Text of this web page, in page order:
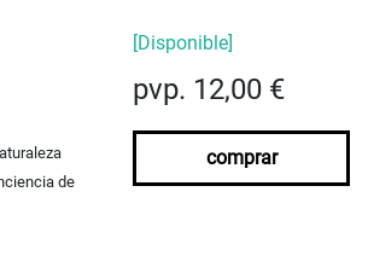
de
[Disponible]
pvp. 12,00 €
comprar